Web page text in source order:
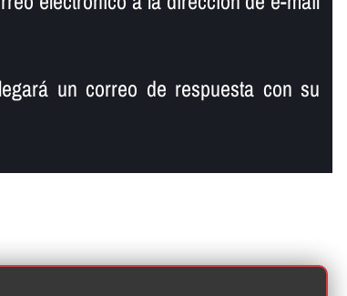
un correo de respuesta con su